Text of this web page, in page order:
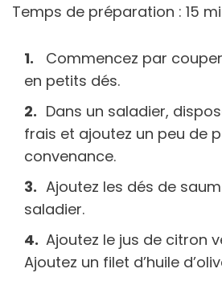
Temps de préparation : 15
Commencez par
en petits dés.
Dans un saladier,
frais et ajoutez un peu de
convenance.
Ajoutez les dés de
saladier.
Ajoutez le jus de citron
Ajoutez un filet d’huile